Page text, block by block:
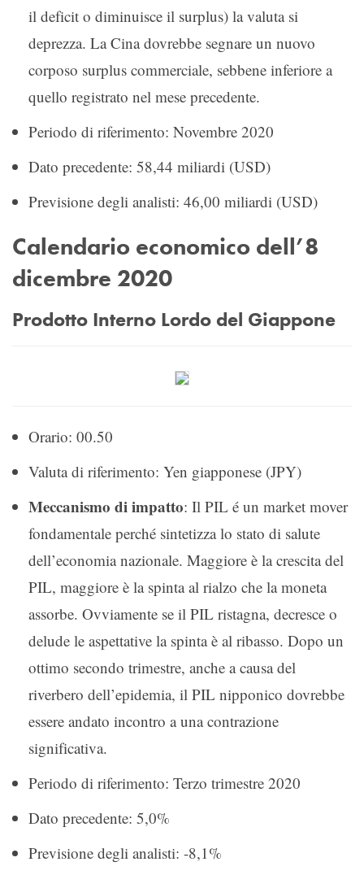
il deficit o diminuisce il surplus) la valuta si
deprezza. La Cina dovrebbe segnare un nuovo
corposo surplus commerciale, sebbene inferiore a
quello registrato nel mese precedente.
Periodo di riferimento: Novembre 2020
Dato precedente: 58,44 miliardi (USD)
Previsione degli analisti: 46,00 miliardi (USD)
Calendario economico dell’8
dicembre 2020
Prodotto Interno Lordo del Giappone
Orario: 00.50
Valuta di riferimento: Yen giapponese (JPY)
Meccanismo di impatto: Il PIL é un market mover
fondamentale perché sintetizza lo stato di salute
dell’economia nazionale. Maggiore è la crescita del
PIL, maggiore è la spinta al rialzo che la moneta
assorbe. Ovviamente se il PIL ristagna, decresce o
delude le aspettative la spinta è al ribasso. Dopo un
ottimo secondo trimestre, anche a causa del
riverbero dell’epidemia, il PIL nipponico dovrebbe
essere andato incontro a una contrazione
significativa.
Periodo di riferimento: Terzo trimestre 2020
Dato precedente: 5,0%
Previsione degli analisti: -8,1%